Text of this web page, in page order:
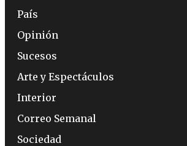
País
Opinión
Sucesos
Arte y Espectáculos
Interior
Correo Semanal
Sociedad